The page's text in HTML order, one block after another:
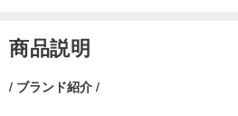
商品説明
/ ブランド紹介 /